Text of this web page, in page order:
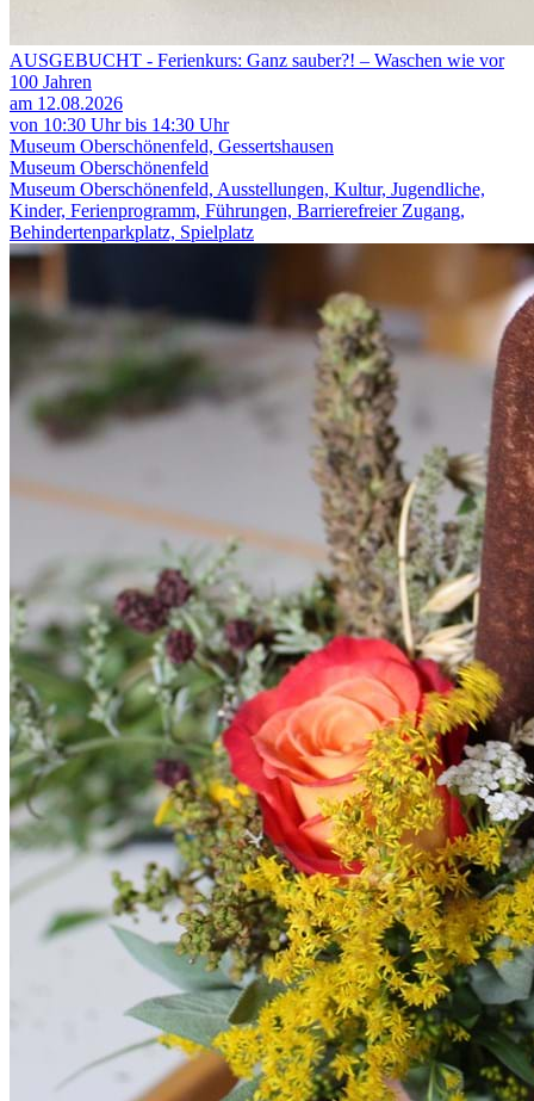
AUSGEBUCHT - Ferienkurs: Ganz sauber?! – Waschen wie vor
100 Jahren
am 12.08.2026
von 10:30 Uhr bis 14:30 Uhr
Museum Oberschönenfeld, Gessertshausen
Museum Oberschönenfeld
Museum Oberschönenfeld, Ausstellungen, Kultur, Jugendliche,
Kinder, Ferienprogramm, Führungen, Barrierefreier Zugang,
Behindertenparkplatz, Spielplatz